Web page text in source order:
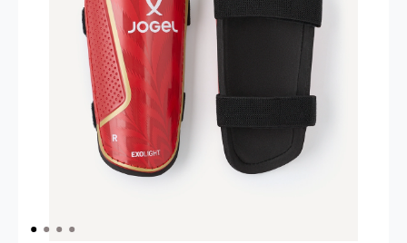
Опт 2(36%)- сумма всех заказов за 6 месяцев
200.000 рублей.
(38%) -сумма всех заказов за 6 месяцев -
400.000 рублей.